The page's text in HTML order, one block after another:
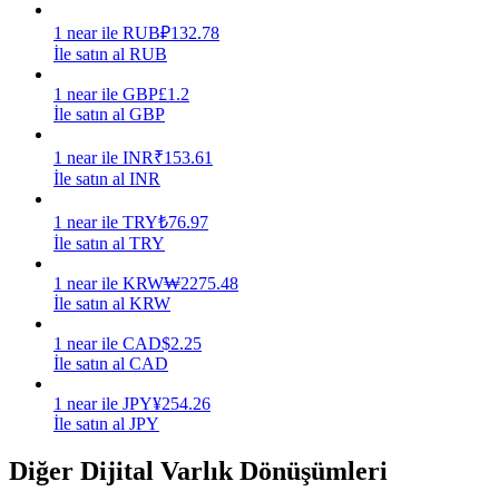
Power Piggy
Staking
Yüksek getiri ve anında erişim
1 near ile RUB₽132.78
İle satın al RUB
1 near ile GBP£1.2
İle satın al GBP
1 near ile INR₹153.61
İle satın al INR
1 near ile TRY₺76.97
İle satın al TRY
1 near ile KRW₩2275.48
İle satın al KRW
1 near ile CAD$2.25
İle satın al CAD
1 near ile JPY¥254.26
İle satın al JPY
Diğer Dijital Varlık Dönüşümleri